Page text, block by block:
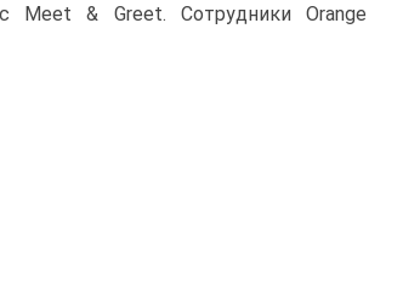
Meet & Greet. Сотрудники Orange